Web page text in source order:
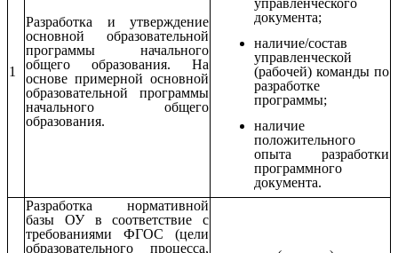
1
Разработка и утверждение
основной образовательной
программы начального
общего образования. На
основе примерной основной
образовательной программы
начального общего
образования.
документа;
наличие/состав
управленческой
(рабочей) команды по
разработке
программы;
наличие
положительного
опыта разработки
программного
документа.
Разработка нормативной
базы ОУ в соответствие с
требованиями ФГОС (цели
образовательного процесса,